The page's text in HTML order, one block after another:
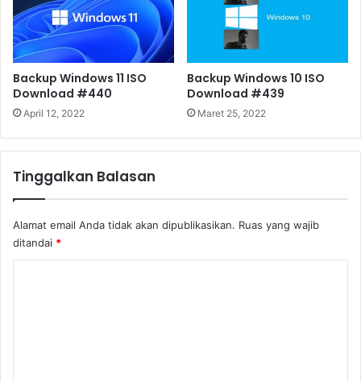
Backup Windows 11 ISO
Download #440
April 12, 2022
Backup Windows 10 ISO
Download #439
Maret 25, 2022
Tinggalkan Balasan
Alamat email Anda tidak akan dipublikasikan. Ruas yang wajib
ditandai *